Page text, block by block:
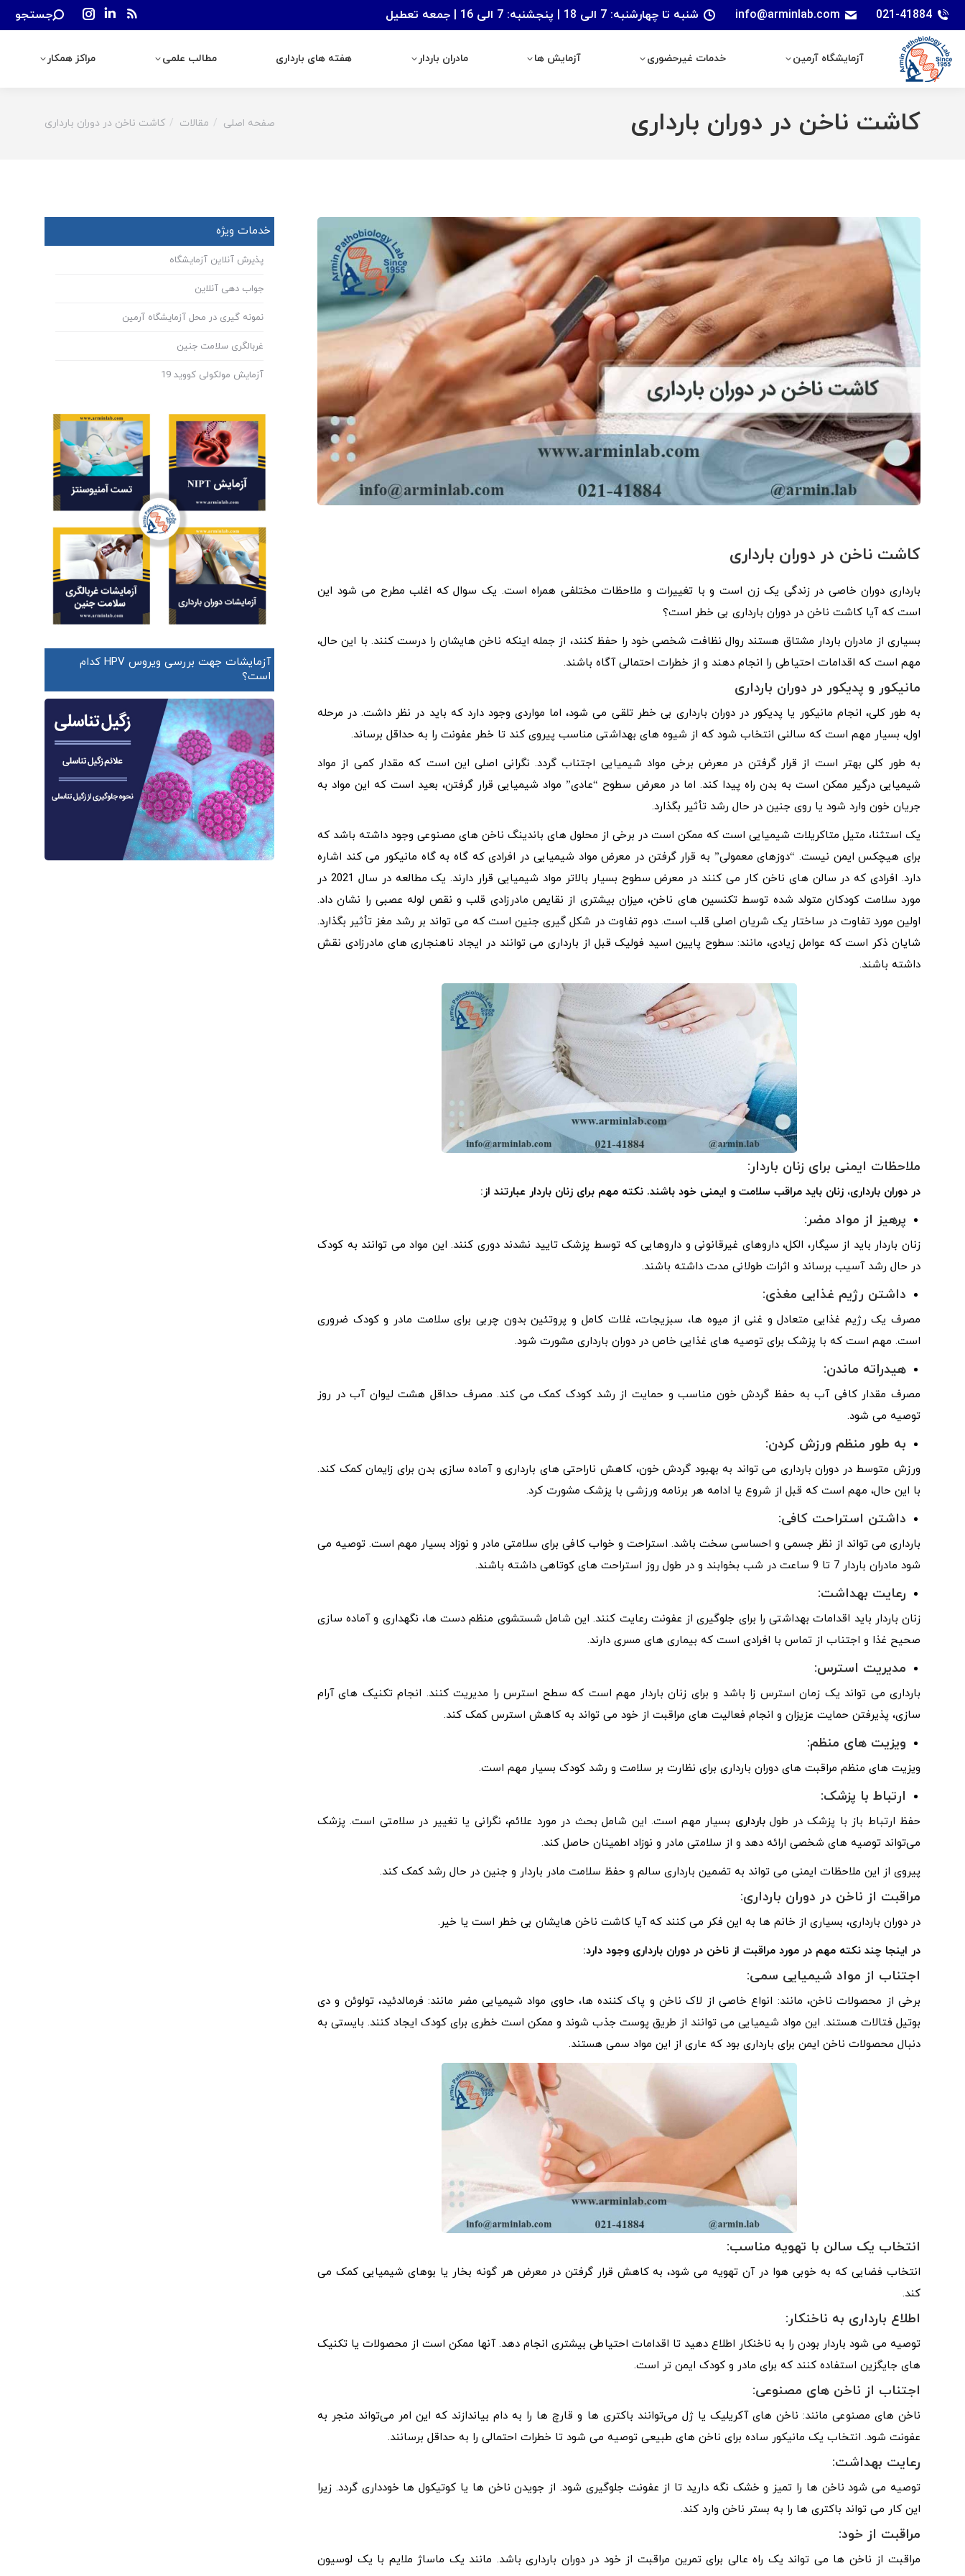
021-41884
info@arminlab.com شنبه تا چهارشنبه: 7 الی 18 | پنجشنبه: 7 الی 16 | جمعه تعطیل
Rss
window
Linkedin
opens
window
Instagram
opens
window
Search:
جستجو
آزمایشگاه آرمین خدمات غیرحضوری آزمایش ها مادران باردار هفته های بارداری مطالب علمی مراکز همکار
کاشت ناخن در دوران بارداری You are here:
صفحه اصلی مقالات کاشت ناخن در دوران بارداری
کاشت ناخن در دوران بارداری
بارداری دوران خاصی در زندگی یک زن است و با تغییرات و ملاحظات مختلفی همراه است. یک سوال که اغلب مطرح می شود این
است که آیا کاشت ناخن در دوران بارداری بی خطر است؟
بسیاری از مادران باردار مشتاق هستند روال نظافت شخصی خود را حفظ کنند، از جمله اینکه ناخن هایشان را درست کنند. با این حال،
مهم است که اقدامات احتیاطی را انجام دهند و از خطرات احتمالی آگاه باشند.
مانیکور و پدیکور در دوران بارداری
به طور کلی، انجام مانیکور یا پدیکور در دوران بارداری بی خطر تلقی می شود، اما مواردی وجود دارد که باید در نظر داشت. در مرحله
اول، بسیار مهم است که سالنی انتخاب شود که از شیوه های بهداشتی مناسب پیروی کند تا خطر عفونت را به حداقل برساند.
به طور کلی بهتر است از قرار گرفتن در معرض برخی مواد شیمیایی اجتناب گردد. نگرانی اصلی این است که مقدار کمی از مواد
شیمیایی درگیر ممکن است به بدن راه پیدا کند. اما در معرض سطوح “عادی” مواد شیمیایی قرار گرفتن، بعید است که این مواد به
جریان خون وارد شود یا روی جنین در حال رشد تأثیر بگذارد.
یک استثنا، متیل متاکریلات شیمیایی است که ممکن است در برخی از محلول‌ های باندینگ ناخن‌ های مصنوعی وجود داشته باشد که
برای هیچکس ایمن نیست. “دوزهای معمولی” به قرار گرفتن در معرض مواد شیمیایی در افرادی که گاه به گاه مانیکور می کند اشاره
دارد. افرادی که در سالن های ناخن کار می کنند در معرض سطوح بسیار بالاتر مواد شیمیایی قرار دارند. یک مطالعه در سال 2021 در
مورد سلامت کودکان متولد شده توسط تکنسین های ناخن، میزان بیشتری از نقایص مادرزادی قلب و نقص لوله عصبی را نشان داد.
اولین مورد تفاوت در ساختار یک شریان اصلی قلب است. دوم تفاوت در شکل گیری جنین است که می تواند بر رشد مغز تأثیر بگذارد.
شایان ذکر است که عوامل زیادی، مانند: سطوح پایین اسید فولیک قبل از بارداری می توانند در ایجاد ناهنجاری های مادرزادی نقش
داشته باشند.
ملاحظات ایمنی برای زنان باردار:
در دوران بارداری، زنان باید مراقب سلامت و ایمنی خود باشند. نکته مهم برای زنان باردار عبارتند از:
پرهیز از مواد مضر:
زنان باردار باید از سیگار، الکل، داروهای غیرقانونی و داروهایی که توسط پزشک تایید نشدند دوری کنند. این مواد می توانند به کودک
در حال رشد آسیب برساند و اثرات طولانی مدت داشته باشند.
داشتن رژیم غذایی مغذی:
مصرف یک رژیم غذایی متعادل و غنی از میوه ها، سبزیجات، غلات کامل و پروتئین بدون چربی برای سلامت مادر و کودک ضروری
است. مهم است که با پزشک برای توصیه های غذایی خاص در دوران بارداری مشورت شود.
هیدراته ماندن:
مصرف مقدار کافی آب به حفظ گردش خون مناسب و حمایت از رشد کودک کمک می کند. مصرف حداقل هشت لیوان آب در روز
توصیه می شود.
به طور منظم ورزش کردن:
ورزش متوسط در دوران بارداری می تواند به بهبود گردش خون، کاهش ناراحتی های بارداری و آماده سازی بدن برای زایمان کمک کند.
با این حال، مهم است که قبل از شروع یا ادامه هر برنامه ورزشی با پزشک مشورت کرد.
داشتن استراحت کافی:
بارداری می تواند از نظر جسمی و احساسی سخت باشد. استراحت و خواب کافی برای سلامتی مادر و نوزاد بسیار مهم است. توصیه می
شود مادران باردار 7 تا 9 ساعت در شب بخوابند و در طول روز استراحت های کوتاهی داشته باشند.
رعایت بهداشت:
زنان باردار باید اقدامات بهداشتی را برای جلوگیری از عفونت رعایت کنند. این شامل شستشوی منظم دست‌ ها، نگهداری و آماده‌ سازی
صحیح غذا و اجتناب از تماس با افرادی است که بیماری‌ های مسری دارند.
مدیریت استرس:
بارداری می تواند یک زمان استرس زا باشد و برای زنان باردار مهم است که سطح استرس را مدیریت کنند. انجام تکنیک های آرام
سازی، پذیرفتن حمایت عزیزان و انجام فعالیت های مراقبت از خود می تواند به کاهش استرس کمک کند.
ویزیت های منظم:
ویزیت های منظم مراقبت های دوران بارداری برای نظارت بر سلامت و رشد کودک بسیار مهم است.
ارتباط با پزشک:
حفظ ارتباط باز با پزشک در طولبارداری بسیار مهم است. این شامل بحث در مورد علائم، نگرانی یا تغییر در سلامتی است. پزشک
می‌تواند توصیه‌ های شخصی ارائه دهد و از سلامتی مادر و نوزاد اطمینان حاصل کند.
پیروی از این ملاحظات ایمنی می تواند به تضمین بارداری سالم و حفظ سلامت مادر باردار و جنین در حال رشد کمک کند.
مراقبت از ناخن در دوران بارداری:
در دوران بارداری، بسیاری از خانم ها به این فکر می کنند که آیا کاشت ناخن هایشان بی خطر است یا خیر.
در اینجا چند نکته مهم در مورد مراقبت از ناخن در دوران بارداری وجود دارد:
اجتناب از مواد شیمیایی سمی:
برخی از محصولات ناخن، مانند: انواع خاصی از لاک ناخن و پاک کننده ها، حاوی مواد شیمیایی مضر مانند: فرمالدئید، تولوئن و دی
بوتیل فتالات هستند. این مواد شیمیایی می توانند از طریق پوست جذب شوند و ممکن است خطری برای کودک ایجاد کنند. بایستی به
دنبال محصولات ناخن ایمن برای بارداری بود که عاری از این مواد سمی هستند.
انتخاب یک سالن با تهویه مناسب:
انتخاب فضایی که به خوبی هوا در آن تهویه می شود، به کاهش قرار گرفتن در معرض هر گونه بخار یا بوهای شیمیایی کمک می
کند.
اطلاع بارداری به ناخنکار:
توصیه می شود باردار بودن را به ناخنکار اطلاع دهید تا اقدامات احتیاطی بیشتری انجام دهد. آنها ممکن است از محصولات یا تکنیک
های جایگزین استفاده کنند که برای مادر و کودک ایمن تر است.
اجتناب از ناخن‌ های مصنوعی:
ناخن‌ های مصنوعی مانند: ناخن‌ های آکریلیک یا ژل می‌توانند باکتری‌ ها و قارچ‌ ها را به دام بیاندازند که این امر می‌تواند منجر به
عفونت شود. انتخاب یک مانیکور ساده برای ناخن های طبیعی توصیه می شود تا خطرات احتمالی را به حداقل برسانند.
رعایت بهداشت:
توصیه می شود ناخن ها را تمیز و خشک نگه دارید تا از عفونت جلوگیری شود. از جویدن ناخن ها یا کوتیکول ها خودداری گردد. زیرا
این کار می تواند باکتری ها را به بستر ناخن وارد کند.
مراقبت از خود:
مراقبت از ناخن ها می تواند یک راه عالی برای تمرین مراقبت از خود در دوران بارداری باشد. مانند یک ماساژ ملایم با یک لوسیون
خدمات ویژه
پذیرش آنلاین آزمایشگاه
جواب دهی آنلاین
نمونه گیری در محل آزمایشگاه آرمین
غربالگری سلامت جنین
آزمایش مولکولی کووید 19
آزمایشات جهت بررسی ویروس HPV کدام
است؟
آزمایشگاه آرمین خدمات غیرحضوری آزمایش ها مادران باردار مراکز همکار